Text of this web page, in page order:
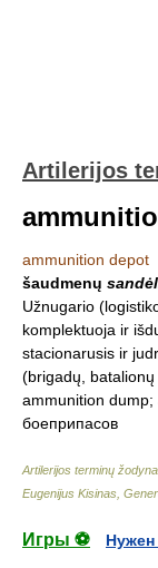
Artilerijos
ammunition depot
šaudmenų
Užnugario
komplektuoja ir
stacionarusis ir
(brigadų, batalionų
ammunition
боеприпасов
Artilerijos terminų
Eugenijus Kisinas,
Игры ⚽